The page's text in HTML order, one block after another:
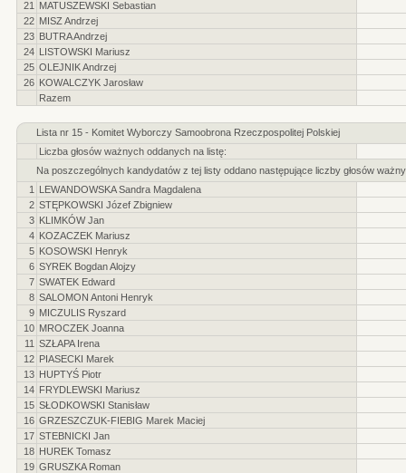
21
MATUSZEWSKI Sebastian
22 MISZ Andrzej
23 BUTRA Andrzej
24 LISTOWSKI Mariusz
25 OLEJNIK Andrzej
26 KOWALCZYK Jarosław
Razem
Lista nr 15 - Komitet Wyborczy Samoobrona Rzeczpospolitej Polskiej
Liczba głosów ważnych oddanych na listę:
Na poszczególnych kandydatów z tej listy oddano następujące liczby głosów
1
LEWANDOWSKA Sandra Magdalena
2 STĘPKOWSKI Józef Zbigniew
3 KLIMKÓW Jan
4 KOZACZEK Mariusz
5 KOSOWSKI Henryk
6 SYREK Bogdan Alojzy
7 SWATEK Edward
8 SALOMON Antoni Henryk
9 MICZULIS Ryszard
10 MROCZEK Joanna
11 SZŁAPA Irena
12 PIASECKI Marek
13 HUPTYŚ Piotr
14 FRYDLEWSKI Mariusz
15 SŁODKOWSKI Stanisław
16 GRZESZCZUK-FIEBIG Marek Maciej
17 STEBNICKI Jan
18 HUREK Tomasz
19 GRUSZKA Roman